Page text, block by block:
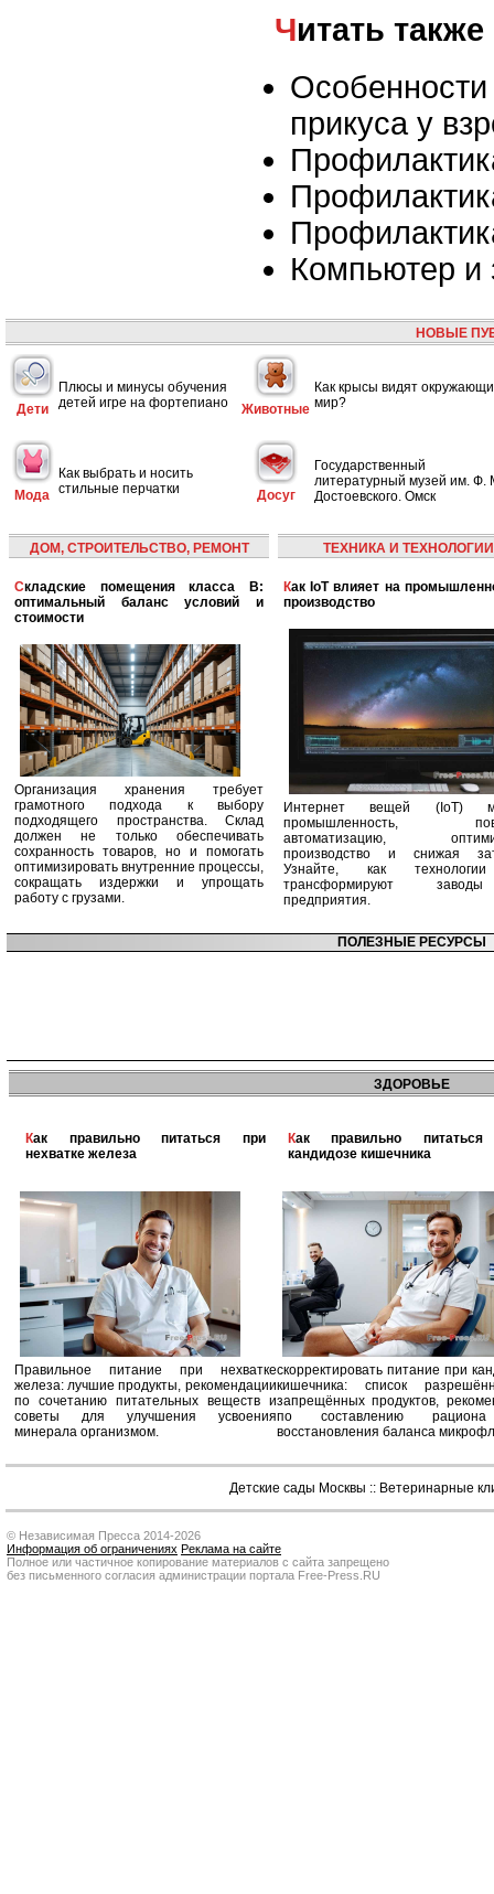
Читать также
прикуса у
Компьютер и
НОВЫЕ
Дети
Плюсы и минусы обучения
детей игре на фортепиано
Животные
Как крысы видят
мир?
Мода
Как выбрать и носить
стильные перчатки
Досуг
Государственный
литературный музей им. Ф.
Достоевского. Омск
ДОМ, СТРОИТЕЛЬСТВО, РЕМОНТ
Складские помещения класса B:
оптимальный баланс условий и
стоимости
Организация хранения требует
грамотного подхода к выбору
подходящего пространства. Склад
должен не только обеспечивать
сохранность товаров, но и помогать
оптимизировать внутренние процессы,
сокращать издержки и упрощать
работу с грузами.
ТЕХНИКА И ТЕХНОЛОГИИ
Как IoT влияет на промышленность и
производство
Интернет вещей (IoT)
промышленность,
автоматизацию,
производство и снижая
Узнайте, как
трансформируют
предприятия.
ПОЛЕЗНЫЕ РЕСУРСЫ
ЗДОРОВЬЕ
Как правильно питаться при
нехватке железа
Правильное питание при нехватке
железа: лучшие продукты, рекомендации
по сочетанию питательных веществ и
советы для улучшения усвоения
минерала организмом.
Как правильно питаться при
кандидозе кишечника
скорректировать питание при
кишечника: список
запрещённых продуктов,
по составлению
восстановления баланса
Детские сады Москвы :: Ветеринарные
© Независимая Пресса 2014-2026
Информация об ограничениях Реклама на сайте
Полное или частичное копирование материалов с сайта запрещено
без письменного согласия администрации портала Free-Press.RU